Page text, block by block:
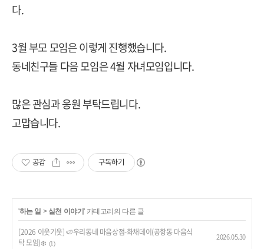
다.
3월 부모 모임은 이렇게 진행했습니다.
동네친구들 다음 모임은 4월 자녀모임입니다.
많은 관심과 응원 부탁드립니다.
고맙습니다.
공감 구독하기
'하는 일 > 실천 이야기' 카테고리의 다른 글
[2026 이웃기웃] 🍉우리동네 마음상점-화채데이(공항동 마음식
탁 모임)❄️ (1)
2026.05.30